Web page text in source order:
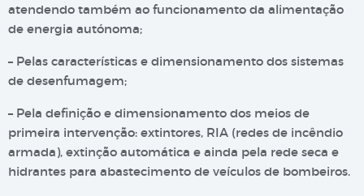
atendendo também ao funcionamento da alimentação
de energia autónoma;
– Pelas características e dimensionamento dos sistemas
de desenfumagem;
– Pela definição e dimensionamento dos meios de
primeira intervenção: extintores, RIA (redes de incêndio
armada), extinção automática e ainda pela rede seca e
hidrantes para abastecimento de veículos de bombeiros.